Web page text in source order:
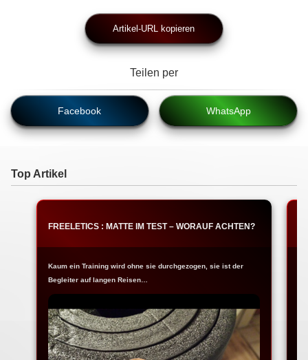
Artikel-URL kopieren
Teilen per
Facebook WhatsApp
Top Artikel
FREELETICS : MATTE IM TEST – WORAUF ACHTEN?
Kaum ein Training wird ohne sie durchgezogen, sie ist der
Begleiter auf langen Reisen…